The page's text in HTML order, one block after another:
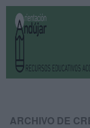
ARCHIVO DE